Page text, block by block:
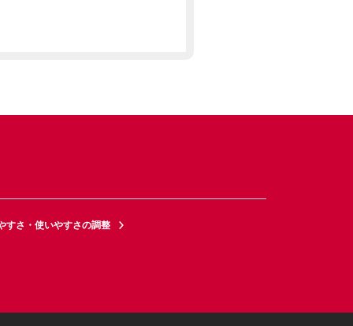
すさ・使いやすさの調整